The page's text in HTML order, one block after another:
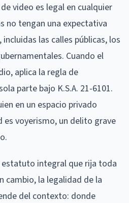
video es legal en cualquier
no tengan una expectativa
las calles públicas, los
Cuando el
aplica la regla de
parte bajo K.S.A. 21-6101.
en un espacio privado
es voyerismo, un delito grave
estatuto integral que rija toda
cambio, la legalidad de la
del contexto: donde